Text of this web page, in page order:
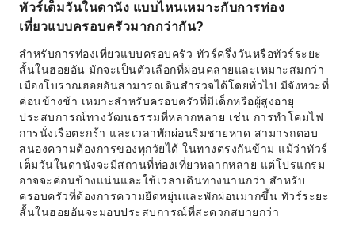
ทัวร์เต็มวันในดานัง แบบไหนเหมาะกับการท่อง
เที่ยวแบบครอบครัวมากกว่ากัน?
สำหรับการท่องเที่ยวแบบครอบครัว ทัวร์ครึ่งวันหรือทัวร์ระยะ
สั้นในฮอยอัน มักจะเป็นตัวเลือกที่ผ่อนคลายและเหมาะสมกว่า
เมืองโบราณฮอยอันสามารถเดินสำรวจได้โดยทั่วไป มีจังหวะที่
ค่อนข้างช้า เหมาะสำหรับครอบครัวที่มีเด็กหรือผู้สูงอายุ
ประสบการณ์ทางวัฒนธรรมที่หลากหลาย เช่น การทำโคมไฟ
การนั่งเรือตะกร้า และเวลาพักผ่อนริมชายหาด สามารถตอบ
สนองความต้องการของทุกวัยได้ ในทางตรงกันข้าม แม้ว่าทัวร์
เต็มวันในดานังจะมีสถานที่ท่องเที่ยวหลากหลาย แต่โปรแกรม
อาจจะค่อนข้างแน่นและใช้เวลาเดินทางนานกว่า สำหรับ
ครอบครัวที่ต้องการความยืดหยุ่นและพักผ่อนมากขึ้น ทัวร์ระยะ
สั้นในฮอยอันจะมอบประสบการณ์ที่สะดวกสบายกว่า